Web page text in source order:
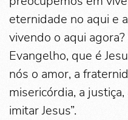
eternidade no aqui e
vivendo o aqui
Evangelho, que é
nós o amor, a
misericórdia, a
imitar Jesus”.